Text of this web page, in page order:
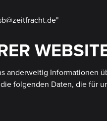
Informationen
folgenden Daten, die für